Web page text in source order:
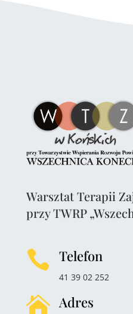
Warsztat Terapii
przy TWRP
 Telefon
41 39 02 252
 Adres